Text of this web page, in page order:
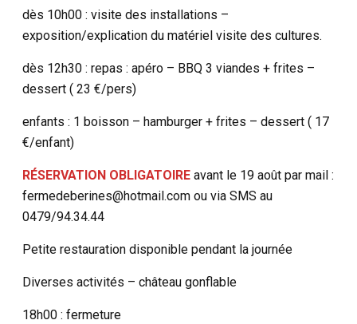
dès 10h00 : visite des installations –
exposition/explication du matériel visite des cultures.
dès 12h30 : repas : apéro – BBQ 3 viandes + frites –
dessert ( 23 €/pers)
enfants : 1 boisson – hamburger + frites – dessert ( 17
€/enfant)
RÉSERVATION OBLIGATOIRE avant le 19 août par mail :
fermedeberines@hotmail.com ou via SMS au
0479/94.34.44
Petite restauration disponible pendant la journée
Diverses activités – château gonflable
18h00 : fermeture